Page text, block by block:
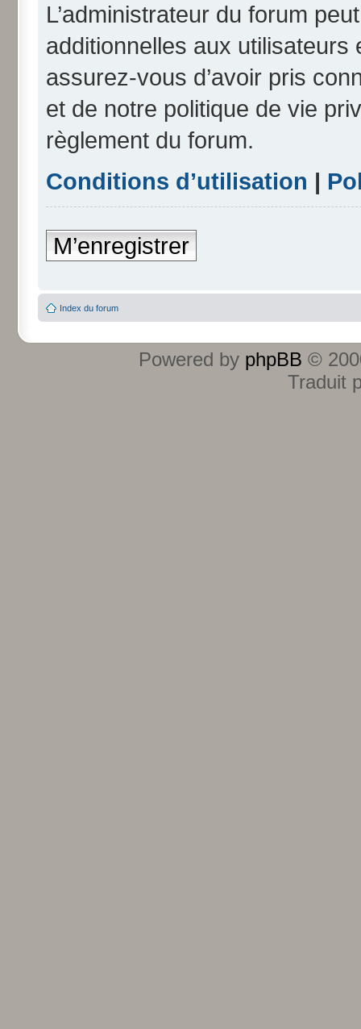
L’administrateur du forum
additionnelles aux
assurez-vous d’avoir pris
et de notre politique de vie
règlement du forum.
Conditions d’utilisation |
M’enregistrer
Index du forum
Powered by phpBB ©
Traduit